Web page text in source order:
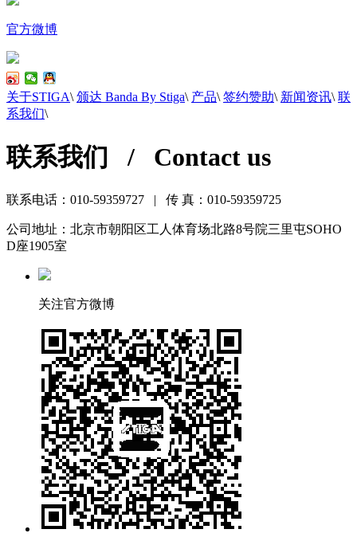
官方微博
关于STIGA\ 颁达 Banda By Stiga\ 产品\ 签约赞助\ 新闻资讯\ 联
系我们\
联系我们 / Contact us
联系电话：010-59359727 | 传 真：010-59359725
公司地址：北京市朝阳区工人体育场北路8号院三里屯SOHO
D座1905室
关注官方微博